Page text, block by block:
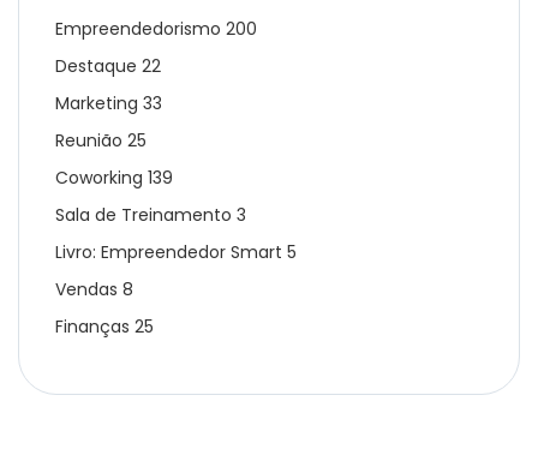
Empreendedorismo 200
Destaque 22
Marketing 33
Reunião 25
Coworking 139
Sala de Treinamento 3
Livro: Empreendedor Smart 5
Vendas 8
Finanças 25